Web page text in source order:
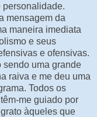
personalidade.
mensagem da
maneira imediata
e seus
e ofensivas.
sendo uma grande
raiva e me deu uma
Todos os
me guiado por
àqueles que